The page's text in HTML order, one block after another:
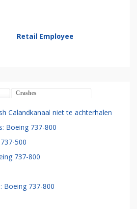
Retail Employee
Crashes
Calandkanaal niet te achterhalen
Boeing 737-800
500
737-800
Boeing 737-800